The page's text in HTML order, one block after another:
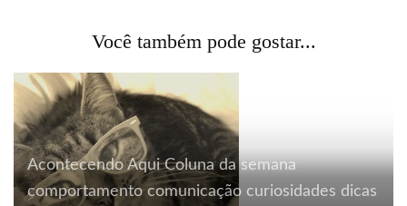
Você também pode gostar...
Acontecendo Aqui Coluna da semana
comportamento comunicação curiosidades dicas